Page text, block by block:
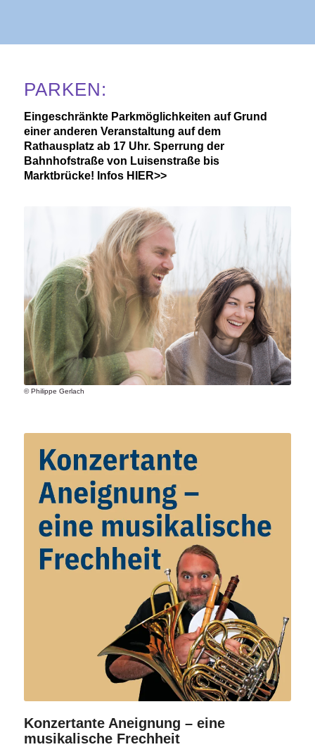
PARKEN:
Eingeschränkte Parkmöglichkeiten auf Grund
einer anderen Veranstaltung auf dem
Rathausplatz ab 17 Uhr. Sperrung der
Bahnhofstraße von Luisenstraße bis
Marktbrücke! Infos HIER>>
© Philippe Gerlach
Konzertante Aneignung – eine
musikalische Frechheit